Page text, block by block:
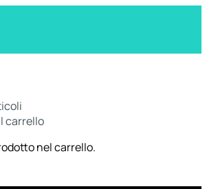
carrello
nel carrello.